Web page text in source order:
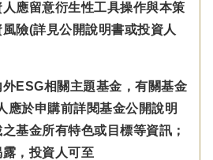
應留意衍生性工具操作與本策
險(詳見公開說明書或投資人
ESG相關主題基金，有關基金
應於申購前詳閱基金公開說明
基金所有特色或目標等資訊；
，投資人可至